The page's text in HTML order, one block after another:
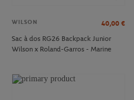
WILSON 40,00 €
Sac à dos RG26 Backpack Junior
Wilson x Roland-Garros - Marine